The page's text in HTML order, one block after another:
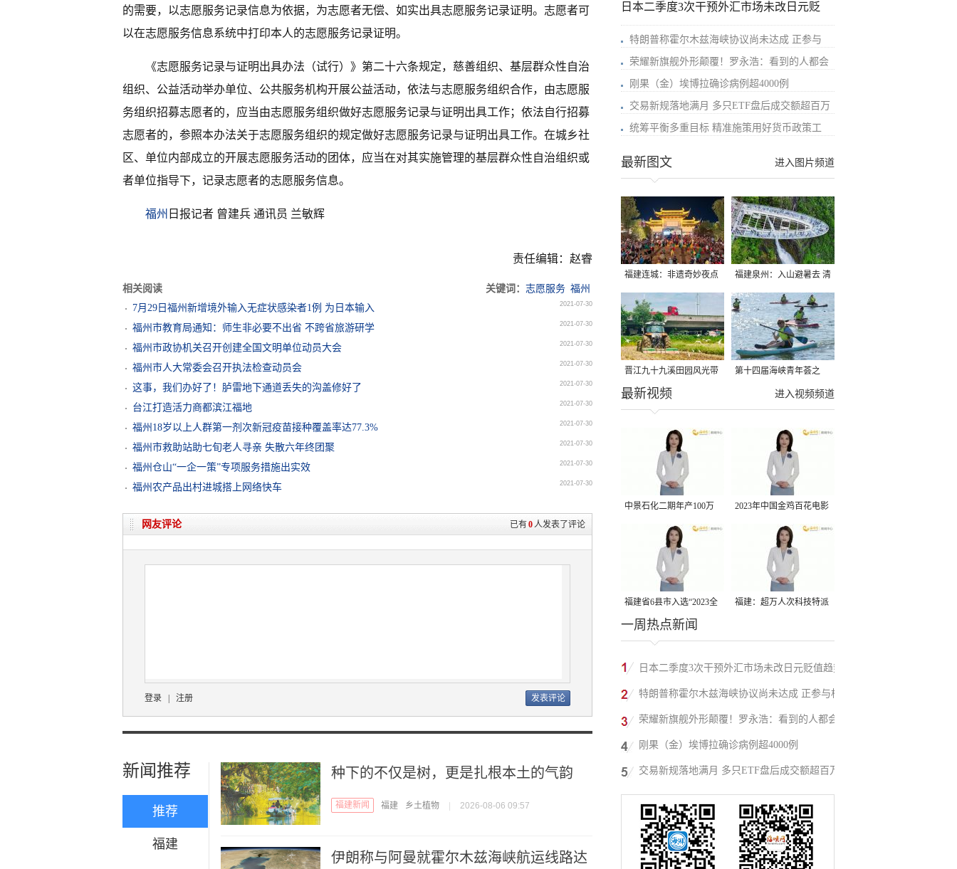
的需要，以志愿服务记录信息为依据，为志愿者无偿、如实出具志愿服务记录证明。志愿者可
以在志愿服务信息系统中打印本人的志愿服务记录证明。
《志愿服务记录与证明出具办法（试行）》第二十六条规定，慈善组织、基层群众性自治
组织、公益活动举办单位、公共服务机构开展公益活动，依法与志愿服务组织合作，由志愿服
务组织招募志愿者的，应当由志愿服务组织做好志愿服务记录与证明出具工作；依法自行招募
志愿者的，参照本办法关于志愿服务组织的规定做好志愿服务记录与证明出具工作。在城乡社
区、单位内部成立的开展志愿服务活动的团体，应当在对其实施管理的基层群众性自治组织或
者单位指导下，记录志愿者的志愿服务信息。
福州 日报记者 曾建兵 通讯员 兰敏辉
责任编辑：赵睿
相关阅读 关键词： 志愿服务 福州
7月29日福州新增境外输入无症状感染者1例 为日本输入
2021-07-30
福州市教育局通知：师生非必要不出省 不跨省旅游研学 2021-07-30
福州市政协机关召开创建全国文明单位动员大会 2021-07-30
福州市人大常委会召开执法检查动员会 2021-07-30
这事，我们办好了！胪雷地下通道丢失的沟盖修好了 2021-07-30
台江打造活力商都滨江福地 2021-07-30
福州18岁以上人群第一剂次新冠疫苗接种覆盖率达77.3% 2021-07-30
福州市救助站助七旬老人寻亲 失散六年终团聚 2021-07-30
福州仓山“一企一策”专项服务措施出实效 2021-07-30
福州农产品出村进城搭上网络快车 2021-07-30
已有0人发表了评论
网友评论
登录 注册
新闻推荐
推荐
福建
种下的不仅是树，更是扎根本土的气韵
福建新闻 福建 乡土植物 2026-08-06 09:57
伊朗称与阿曼就霍尔木兹海峡航运线路达
日本二季度3次干预外汇市场未改日元贬
特朗普称霍尔木兹海峡协议尚未达成 正参与
荣耀新旗舰外形颠覆！罗永浩：看到的人都会
刚果（金）埃博拉确诊病例超4000例
交易新规落地满月 多只ETF盘后成交额超百万
统筹平衡多重目标 精准施策用好货币政策工
进入图片频道
最新图文
福建连城：非遗奇妙夜点
亮夏夜
福建泉州：入山避暑去 清
凉好惬意
晋江九十九溪田园风光带
千亩早稻迎来成熟收割季
第十四届海峡青年荟之
2026榕台青年大学生水上
进入视频频道
最新视频
中景石化二期年产100万
吨丙烷脱氢项目建成中交
2023年中国金鸡百花电影
节有福电影巡展31日启动
福建省6县市入选“2023全
国县域发展潜力百强县”
福建：超万人次科技特派
一周热点新闻
日本二季度3次干预外汇市场未改日元贬值趋势
特朗普称霍尔木兹海峡协议尚未达成 正参与相
关谈判
荣耀新旗舰外形颠覆！罗永浩：看到的人都会
吃惊
刚果（金）埃博拉确诊病例超4000例
交易新规落地满月 多只ETF盘后成交额超百万
元